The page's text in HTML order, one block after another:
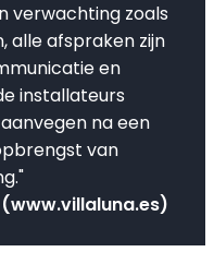
verwachting zoals
alle afspraken zijn
en
installateurs
na een
van
(www.villaluna.es)